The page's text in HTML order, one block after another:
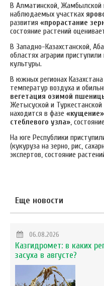
В Алматинской, Жамбылской
наблюдаемых участках
развития «прорастание
состояние растений
В Западно-Казахстанской,
областях аграрии
культуры.
В южных регионах
температур воздуха и
вегетация озимой
Жетысуской и
находится в фазе «кущение»
стеблевого узла»,
На юге Республики
(кукуруза на зерно, рис,
экспертов, состояние
Еще новости
06.08.2026
Казгидромет: в каких
засуха в августе?